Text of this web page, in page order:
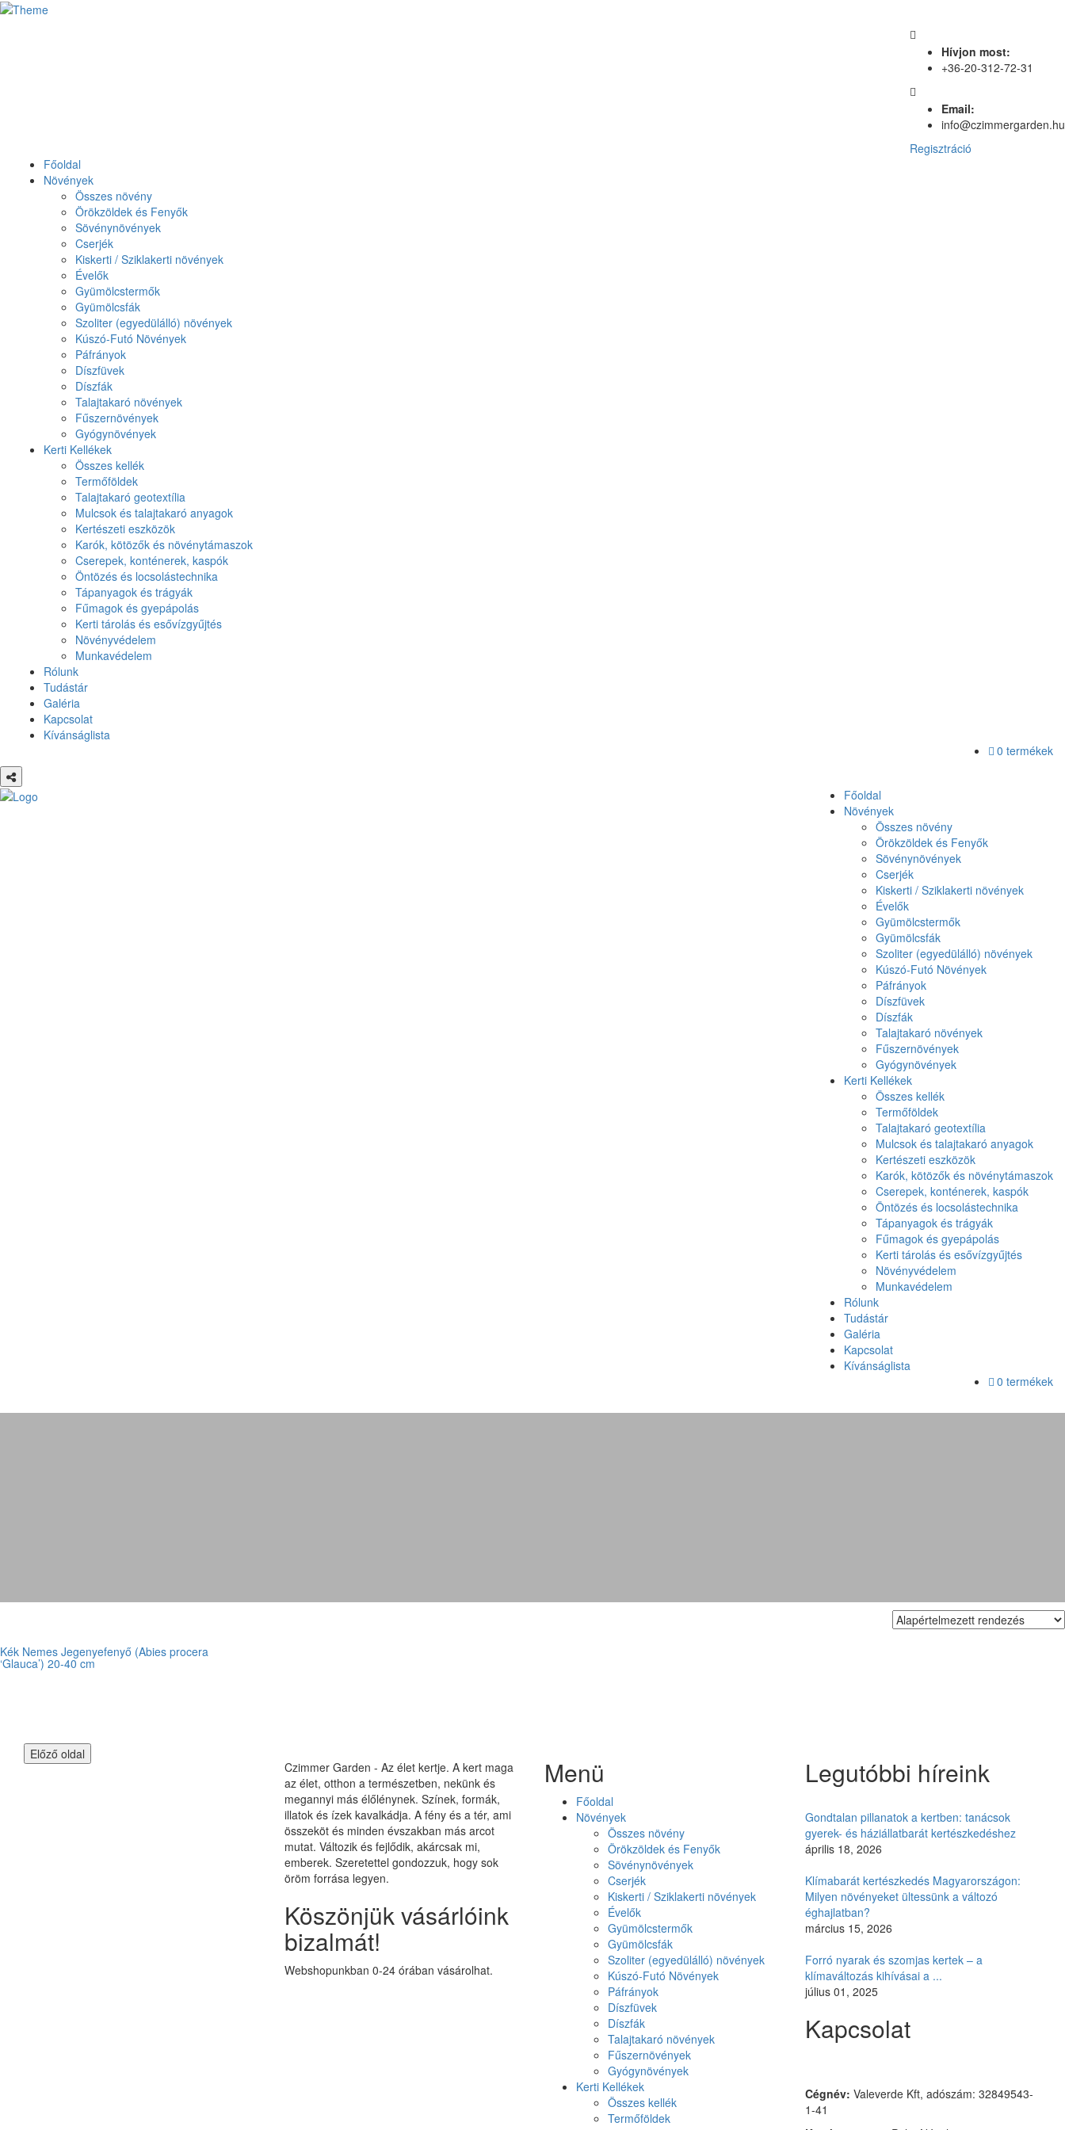
Hívjon most:
+36-20-312-72-31
Email:
info@czimmergarden.hu
Regisztráció
Főoldal
Növények
Összes növény
Örökzöldek és Fenyők
Sövénynövények
Cserjék
Kiskerti / Sziklakerti növények
Évelők
Gyümölcstermők
Gyümölcsfák
Szoliter (egyedülálló) növények
Kúszó-Futó Növények
Páfrányok
Díszfüvek
Díszfák
Talajtakaró növények
Fűszernövények
Gyógynövények
Kerti Kellékek
Összes kellék
Termőföldek
Talajtakaró geotextília
Mulcsok és talajtakaró anyagok
Kertészeti eszközök
Karók, kötözők és növénytámaszok
Cserepek, konténerek, kaspók
Öntözés és locsolástechnika
Tápanyagok és trágyák
Fűmagok és gyepápolás
Kerti tárolás és esővízgyűjtés
Növényvédelem
Munkavédelem
Rólunk
Tudástár
Galéria
Kapcsolat
Kívánságlista
0 termékek
Főoldal
Növények
Összes növény
Örökzöldek és Fenyők
Sövénynövények
Cserjék
Kiskerti / Sziklakerti növények
Évelők
Gyümölcstermők
Gyümölcsfák
Szoliter (egyedülálló) növények
Kúszó-Futó Növények
Páfrányok
Díszfüvek
Díszfák
Talajtakaró növények
Fűszernövények
Gyógynövények
Kerti Kellékek
Összes kellék
Termőföldek
Talajtakaró geotextília
Mulcsok és talajtakaró anyagok
Kertészeti eszközök
Karók, kötözők és növénytámaszok
Cserepek, konténerek, kaspók
Öntözés és locsolástechnika
Tápanyagok és trágyák
Fűmagok és gyepápolás
Kerti tárolás és esővízgyűjtés
Növényvédelem
Munkavédelem
Rólunk
Tudástár
Galéria
Kapcsolat
Kívánságlista
0 termékek
Kék Nemes Jegenyefenyő (Abies procera
‘Glauca’) 20-40 cm
Czimmer Garden - Az élet kertje. A kert maga
az élet, otthon a természetben, nekünk és
megannyi más élőlénynek. Színek, formák,
illatok és ízek kavalkádja. A fény és a tér, ami
összeköt és minden évszakban más arcot
mutat. Változik és fejlődik, akárcsak mi,
emberek. Szeretettel gondozzuk, hogy sok
öröm forrása legyen.
Köszönjük vásárlóink
bizalmát!
Webshopunkban 0-24 órában vásárolhat.
Menü
Főoldal
Növények
Összes növény
Örökzöldek és Fenyők
Sövénynövények
Cserjék
Kiskerti / Sziklakerti növények
Évelők
Gyümölcstermők
Gyümölcsfák
Szoliter (egyedülálló) növények
Kúszó-Futó Növények
Páfrányok
Díszfüvek
Díszfák
Talajtakaró növények
Fűszernövények
Gyógynövények
Kerti Kellékek
Összes kellék
Termőföldek
Legutóbbi híreink
Gondtalan pillanatok a kertben: tanácsok
gyerek- és háziállatbarát kertészkedéshez
április 18, 2026
Klímabarát kertészkedés Magyarországon:
Milyen növényeket ültessünk a változó
éghajlatban?
március 15, 2026
Forró nyarak és szomjas kertek – a
klímaváltozás kihívásai a ...
július 01, 2025
Kapcsolat
Cégnév: Valeverde Kft, adószám: 32849543-
1-41